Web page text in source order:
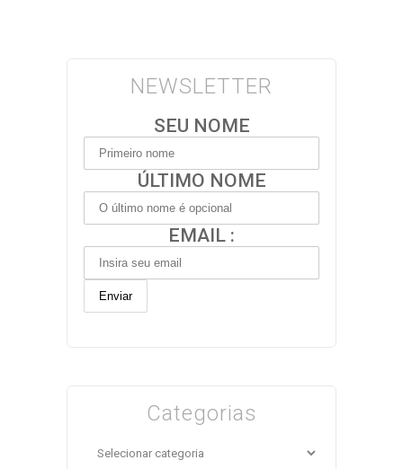
NEWSLETTER
SEU NOME
ÚLTIMO NOME
EMAIL :
Categorias
Categorias